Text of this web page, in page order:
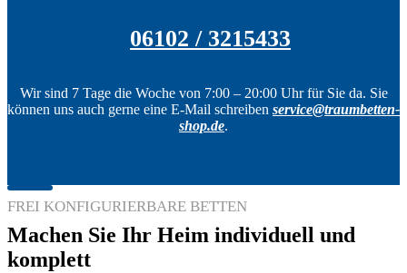
06102 / 3215433
Wir sind 7 Tage die Woche von 7:00 – 20:00 Uhr für Sie da. Sie
können uns auch gerne eine E-Mail schreiben service@traumbetten-
shop.de.
FREI KONFIGURIERBARE BETTEN
Machen Sie Ihr Heim individuell und
komplett